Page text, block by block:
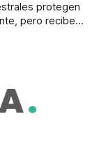
protegen
pero reciben